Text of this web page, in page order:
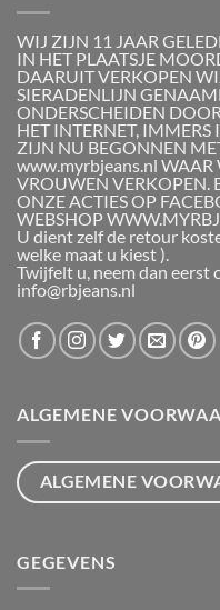
WIJ ZIJN 11 JAAR
IN HET PLAATSJE
DAARUIT VERKOPEN
SIERADENLIJN
ONDERSCHEIDEN
HET INTERNET,
ZIJN NU BEGONNEN
www.myrbjeans.nl WAAR
VROUWEN VERKOPEN.
ONZE ACTIES OP
WEBSHOP
U dient zelf de retour
welke maat u kiest ).
Twijfelt u, neem dan eerst
info@rbjeans.nl
ALGEMENE
ALGEMENE
GEGEVENS